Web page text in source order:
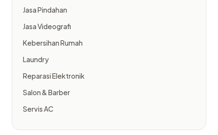
Jasa Pindahan
Jasa Videografi
Kebersihan Rumah
Laundry
Reparasi Elektronik
Salon & Barber
Servis AC